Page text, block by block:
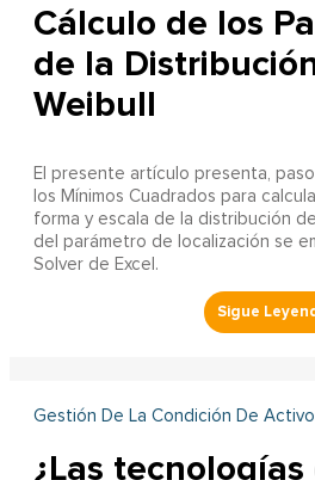
Cálculo de los
de la
Weibull
El presente artículo presenta,
los Mínimos Cuadrados para
forma y escala de la distribución
del parámetro de localización se
Solver de Excel.
Gestión De La Condición De
¿Las tecnologías